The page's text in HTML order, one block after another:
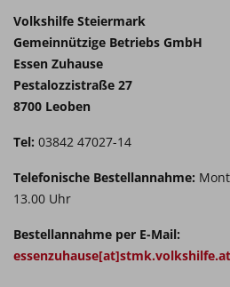
Wie und wann werden
Speisen abgerechnet?
Sie erhalten Ihre Rechnung per
der einfachen Variante des
Rechnungsbetrag automatisch
abgebucht. Bei Zahlung mit
Muss ich einen
Nein, Sie entscheiden wann
Essen in Anspruch nehmen
Volkshilfe Steiermark
Gemeinnützige Betriebs GmbH
Essen Zuhause
Pestalozzistraße 27
8700 Leoben
Tel: 03842 47027-14
Telefonische Bestellannahme:
13.00 Uhr
Bestellannahme per E-Mail:
essenzuhause[at]stmk.volkshilfe.at